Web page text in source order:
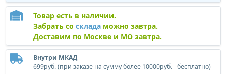
Товар есть в наличии.
Забрать со складаможно завтра.
Доставим по Москве и МО завтра.
Внутри МКАД
699руб. (при заказе на сумму более 10000руб. - бесплатно)